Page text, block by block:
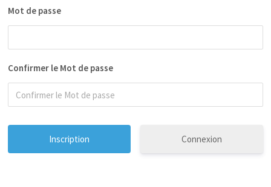
Mot de passe
Confirmer le Mot de passe
Connexion